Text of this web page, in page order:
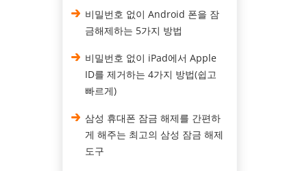
비밀번호 없이 Android 폰을 잠
금해제하는 5가지 방법
비밀번호 없이 iPad에서 Apple
ID를 제거하는 4가지 방법(쉽고
빠르게)
삼성 휴대폰 잠금 해제를 간편하
게 해주는 최고의 삼성 잠금 해제
도구